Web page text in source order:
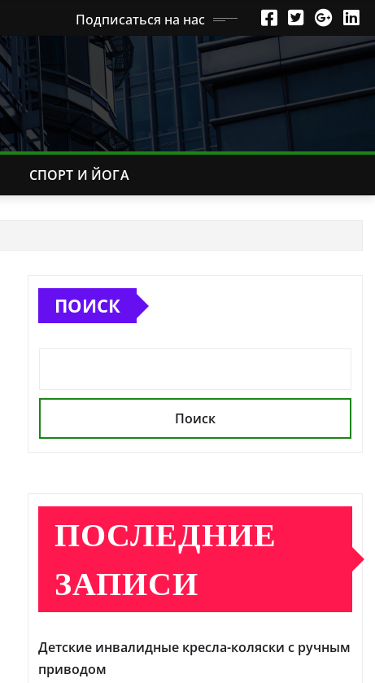
Подписаться на нас
СПОРТ И ЙОГА
ПОИСК
Поиск
ПОСЛЕДНИЕ
ЗАПИСИ
Детские инвалидные кресла-коляски с ручным
приводом